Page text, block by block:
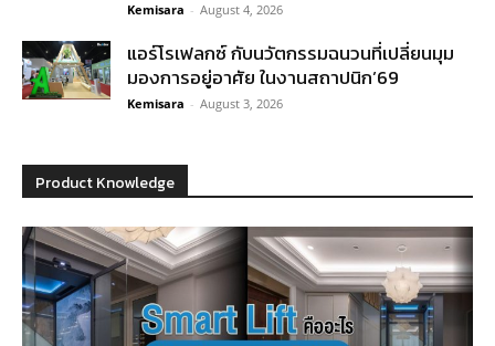
Kemisara - August 4, 2026
แอร์โรเฟลกซ์ กับนวัตกรรมฉนวนที่เปลี่ยนมุม
มองการอยู่อาศัย ในงานสถาปนิก’69
Kemisara - August 3, 2026
Product Knowledge